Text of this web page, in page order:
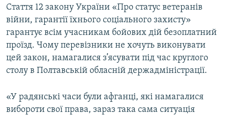
Стаття 12 закону України «Про статус ветеранів
війни, гарантії їхнього соціального захисту»
гарантує всім учасникам бойових дій безоплатний
проїзд. Чому перевізники не хочуть виконувати
цей закон, намагалися з’ясувати під час круглого
столу в Полтавській обласній держадміністрації.
«У радянські часи були афганці, які намагалися
вибороти свої права, зараз така сама ситуація